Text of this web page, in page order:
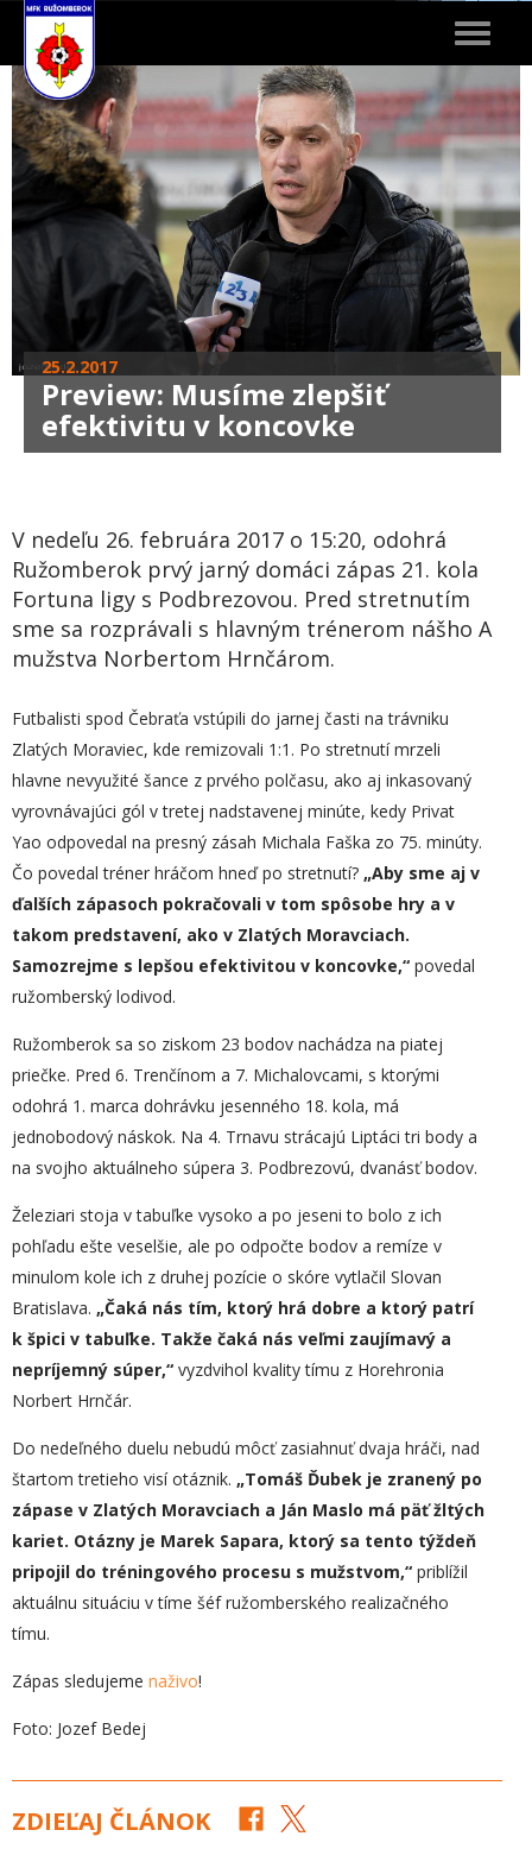
Toggle
25.2.2017
Preview: Musíme zlepšiť
efektivitu v koncovke
V nedeľu 26. februára 2017 o 15:20, odohrá
Ružomberok prvý jarný domáci zápas 21. kola
Fortuna ligy s Podbrezovou. Pred stretnutím
sme sa rozprávali s hlavným trénerom nášho A
mužstva Norbertom Hrnčárom.
Futbalisti spod Čebraťa vstúpili do jarnej časti na trávniku
Zlatých Moraviec, kde remizovali 1:1. Po stretnutí mrzeli
hlavne nevyužité šance z prvého polčasu, ako aj inkasovaný
vyrovnávajúci gól v tretej nadstavenej minúte, kedy Privat
Yao odpovedal na presný zásah Michala Faška zo 75. minúty.
Čo povedal tréner hráčom hneď po stretnutí? „Aby sme aj v
ďalších zápasoch pokračovali v tom spôsobe hry a v
takom predstavení, ako v Zlatých Moravciach.
Samozrejme s lepšou efektivitou v koncovke,“ povedal
ružomberský lodivod.
Ružomberok sa so ziskom 23 bodov nachádza na piatej
priečke. Pred 6. Trenčínom a 7. Michalovcami, s ktorými
odohrá 1. marca dohrávku jesenného 18. kola, má
jednobodový náskok. Na 4. Trnavu strácajú Liptáci tri body a
na svojho aktuálneho súpera 3. Podbrezovú, dvanásť bodov.
Železiari stoja v tabuľke vysoko a po jeseni to bolo z ich
pohľadu ešte veselšie, ale po odpočte bodov a remíze v
minulom kole ich z druhej pozície o skóre vytlačil Slovan
Bratislava. „Čaká nás tím, ktorý hrá dobre a ktorý patrí
k špici v tabuľke. Takže čaká nás veľmi zaujímavý a
nepríjemný súper,“ vyzdvihol kvality tímu z Horehronia
Norbert Hrnčár.
Do nedeľného duelu nebudú môcť zasiahnuť dvaja hráči, nad
štartom tretieho visí otáznik. „Tomáš Ďubek je zranený po
zápase v Zlatých Moravciach a Ján Maslo má päť žltých
kariet. Otázny je Marek Sapara, ktorý sa tento týždeň
pripojil do tréningového procesu s mužstvom,“ priblížil
aktuálnu situáciu v tíme šéf ružomberského realizačného
tímu.
Zápas sledujeme naživo!
Foto: Jozef Bedej
ZDIEĽAJ ČLÁNOK